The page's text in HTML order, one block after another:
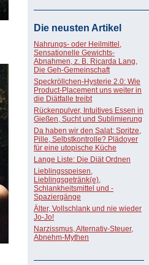
Die neusten Artikel
Nahrungs- oder Heilmittel,
Sensationelle Gewichts-
Abnahmen, z. B. Ricarda Lang,
Die Geh-Gemeinschaft
Speckröllchen-Hysterie 2.0: Wie
Product-Placement uns weiter in
die Diätfalle treibt
Rückenpulver, Intuitives Essen in
Gießen, Sucht und Sublimierung
Da haben wir den Salat: Spritze,
Pille, Selbstkontrolle? Plädoyer
für eine utopische Küche
Lange Liste: Die Diät Ordnen
Lieblingsspeisen,
Lieblingsgetränk(e),
Schlankheitsmittel und -
Spaziergänge
Älter, Vollschlank und nie wieder
Jo-Jo!
Narzissmus, Alternativ-Steuer,
Abnehm-Mythen